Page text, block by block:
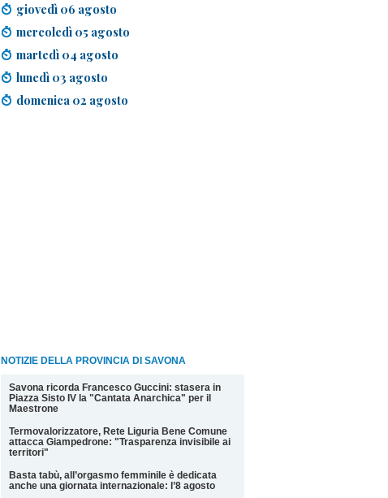
giovedì 06 agosto
mercoledì 05 agosto
martedì 04 agosto
lunedì 03 agosto
domenica 02 agosto
NOTIZIE DELLA PROVINCIA DI SAVONA
Savona ricorda Francesco Guccini: stasera in
Piazza Sisto IV la "Cantata Anarchica" per il
Maestrone
Termovalorizzatore, Rete Liguria Bene Comune
attacca Giampedrone: "Trasparenza invisibile ai
territori"
Basta tabù, all’orgasmo femminile è dedicata
anche una giornata internazionale: l’8 agosto